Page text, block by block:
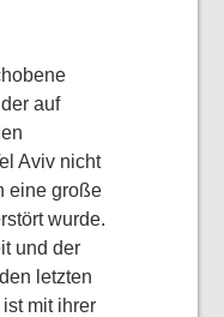
auf
Aviv nicht
eine große
wurde.
und der
letzten
mit ihrer